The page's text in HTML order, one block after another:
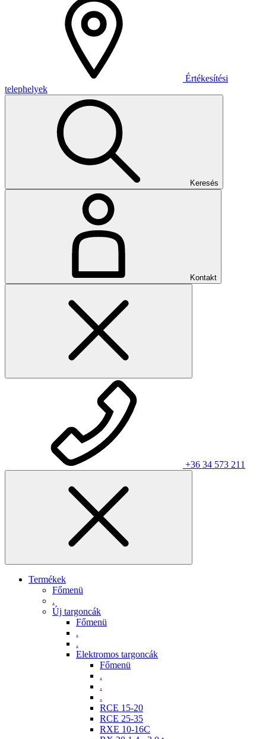
Értékesítési
telephelyek
Keresés
Kontakt
+36 34 573 211
Termékek
Főmenü
.
Új targoncák
Főmenü
.
.
Elektromos targoncák
Főmenü
.
.
.
RCE 15-20
RCE 25-35
RXE 10-16C